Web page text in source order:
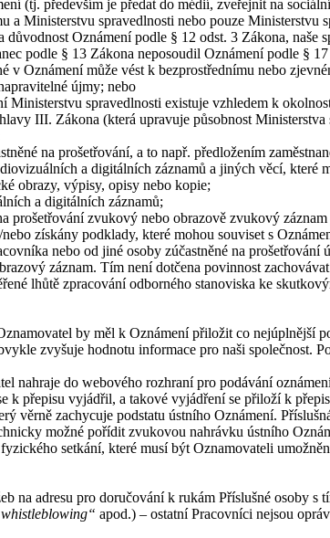
(tj. především je předat do médií, zveřejnit na
Ministerstvu spravedlnosti nebo pouze Ministerstvu
Oznámení podle § 12 odst. 3 Zákona,
podle § 13 Zákona neposoudil Oznámení podle §
Oznámení může vést k bezprostřednímu nebo
újmy; nebo
spravedlnosti existuje vzhledem k
III. Zákona (která upravuje působnost Ministerstva
na prošetřování, a to např. předložením
a digitálních záznamů a jiných věcí, které
obrazy, výpisy, opisy nebo kopie;
a digitálních záznamů;
prošetřování zvukový nebo obrazově zvukový
získány podklady, které mohou souviset s
nebo od jiné osoby zúčastněné na
záznam. Tím není dotčena povinnost
lhůtě zpracování odborného stanoviska ke
by měl k Oznámení přiložit co nejúplnější
zvyšuje hodnotu informace pro naši společnost.
nahraje do webového rozhraní pro podávání
k přepisu vyjádřil, a takové vyjádření se přiloží k
věrně zachycuje podstatu ústního Oznámení.
možné pořídit zvukovou nahrávku ústního
setkání, které musí být Oznamovateli
na adresu pro doručování k rukám Příslušné osoby s
whistleblowing“ apod.) – ostatní Pracovníci nejsou